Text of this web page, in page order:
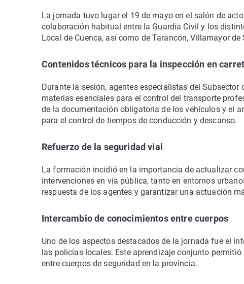
La jornada tuvo lugar el 19 de mayo en el salón de
colaboración habitual entre la Guardia Civil y los
Local de Cuenca, así como de Tarancón, Villamayor
Contenidos técnicos para la inspección en
Durante la sesión, agentes especialistas del
materias esenciales para el control del transporte
de la documentación obligatoria de los vehículos y el
para el control de tiempos de conducción y descanso.
Refuerzo de la seguridad vial
La formación incidió en la importancia de actualizar
intervenciones en vía pública, tanto en entornos
respuesta de los agentes y garantizar una actuación
Intercambio de conocimientos entre cuerpos
Uno de los aspectos destacados de la jornada fue el
las policías locales. Este aprendizaje conjunto
entre cuerpos de seguridad en la provincia.